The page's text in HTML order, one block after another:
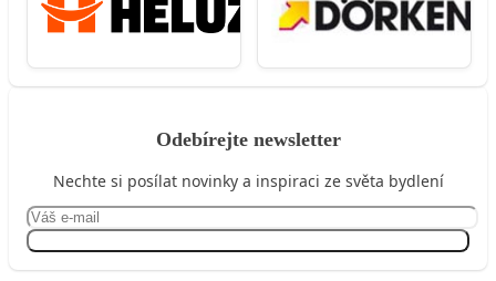
Odebírejte newsletter
Nechte si posílat novinky a inspiraci ze světa bydlení